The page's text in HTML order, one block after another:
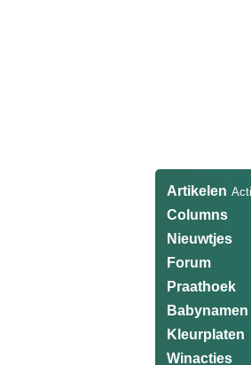
Artikelen
Columns
Nieuwtjes
Forum
Praathoek
Babynamen
Kleurplaten
Winacties